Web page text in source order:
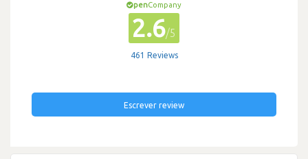
penCompany
2.6/5
461 Reviews
Escrever review